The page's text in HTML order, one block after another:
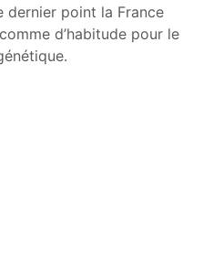
dernier point la France
d’habitude pour le